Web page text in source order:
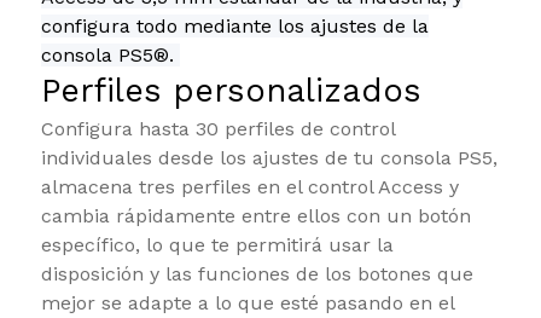
configura todo mediante los ajustes de la
consola PS5®.
Perfiles personalizados
Configura hasta 30 perfiles de control
individuales desde los ajustes de tu consola PS5,
almacena tres perfiles en el control Access y
cambia rápidamente entre ellos con un botón
específico, lo que te permitirá usar la
disposición y las funciones de los botones que
mejor se adapte a lo que esté pasando en el